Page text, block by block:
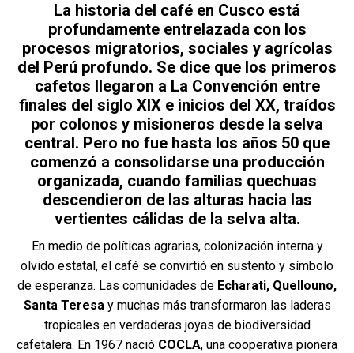
La historia del café en Cusco está
profundamente entrelazada con los
procesos migratorios, sociales y agrícolas
del Perú profundo. Se dice que los primeros
cafetos llegaron a La Convención entre
finales del siglo XIX e inicios del XX, traídos
por colonos y misioneros desde la selva
central. Pero no fue hasta los años 50 que
comenzó a consolidarse una producción
organizada, cuando familias quechuas
descendieron de las alturas hacia las
vertientes cálidas de la selva alta.
En medio de políticas agrarias, colonización interna y
olvido estatal, el café se convirtió en sustento y símbolo
de esperanza. Las comunidades de Echarati, Quellouno,
Santa Teresay muchas más transformaron las laderas
tropicales en verdaderas joyas de biodiversidad
cafetalera. En 1967 nació COCLA, una cooperativa pionera